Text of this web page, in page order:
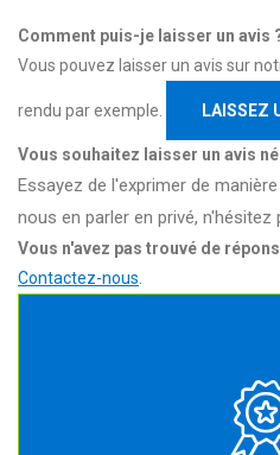
Comment puis-je laisser un avis
Vous pouvez laisser un avis sur
rendu par exemple. LAISSEZ
Vous souhaitez laisser un avis
Essayez de l'exprimer de
nous en parler en privé, n'hésitez
Vous n'avez pas trouvé de
Contactez-nous.